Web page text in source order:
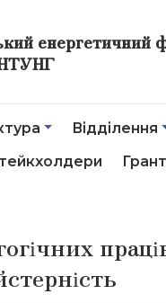
енергетичний
Відділення